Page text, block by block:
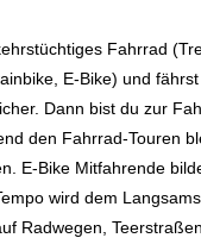
Fahrrad
E-Bike) und
Dann bist du zur
den Fahrrad-Touren
E-Bike Mitfahrende
wird dem
Radwegen,